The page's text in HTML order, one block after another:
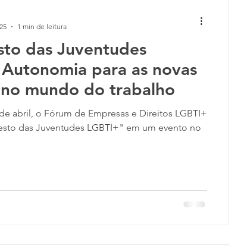
das Juventudes
para as novas
mundo do trabalho
abril, o Fórum de Empresas e Direitos LGBTI+
das Juventudes LGBTI+" em um evento no
1 min de leitura